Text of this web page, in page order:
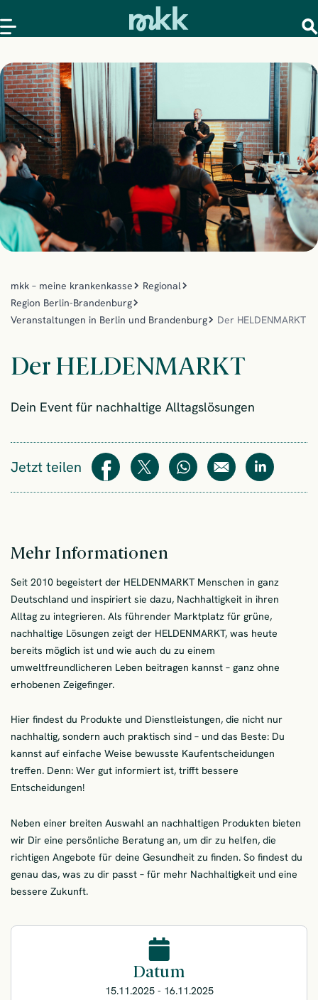
mkk – meine krankenkasse
Regional
Region Berlin-Brandenburg
Veranstaltungen in Berlin und Brandenburg
Der HELDENMARKT
Der HELDENMARKT
Dein Event für nachhaltige Alltagslösungen
Jetzt teilen Teilen Teilen WhatsAppE-Mail Teilen
Mehr Informationen
Seit 2010 begeistert der HELDENMARKT Menschen in ganz
Deutschland und inspiriert sie dazu, Nachhaltigkeit in ihren
Alltag zu integrieren. Als führender Marktplatz für grüne,
nachhaltige Lösungen zeigt der HELDENMARKT, was heute
bereits möglich ist und wie auch du zu einem
umweltfreundlicheren Leben beitragen kannst – ganz ohne
erhobenen Zeigefinger.
Hier findest du Produkte und Dienstleistungen, die nicht nur
nachhaltig, sondern auch praktisch sind – und das Beste: Du
kannst auf einfache Weise bewusste Kaufentscheidungen
treffen. Denn: Wer gut informiert ist, trifft bessere
Entscheidungen!
Neben einer breiten Auswahl an nachhaltigen Produkten bieten
wir Dir eine persönliche Beratung an, um dir zu helfen, die
richtigen Angebote für deine Gesundheit zu finden. So findest du
genau das, was zu dir passt – für mehr Nachhaltigkeit und eine
bessere Zukunft.
Datum
15.11.2025 - 16.11.2025